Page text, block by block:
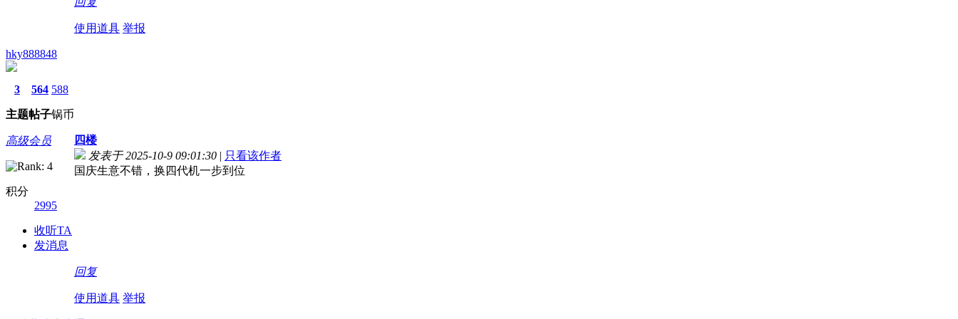
使用道具 举报
hky888848
3
主题
564
帖子
588
锅币
高级会员
积分
2995
收听TA
发消息
四楼
发表于 2025-10-9 09:01:30 | 只看该作者
国庆生意不错，换四代机一步到位
回复
使用道具 举报